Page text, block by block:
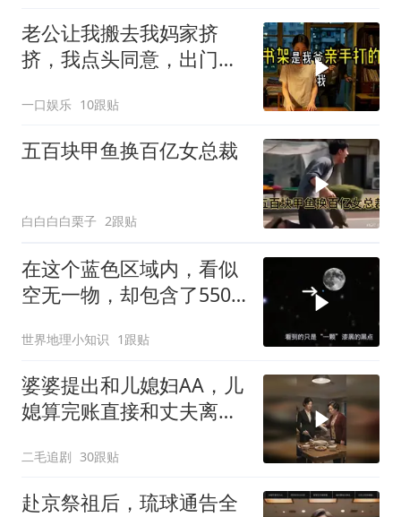
老公让我搬去我妈家挤
挤，我点头同意，出门时
把车钥匙
一口娱乐 10跟贴
五百块甲鱼换百亿女总裁
白白白白栗子 2跟贴
在这个蓝色区域内，看似
空无一物，却包含了5500
世界地理小知识 1跟贴
婆婆提出和儿媳妇AA，儿
媳算完账直接和丈夫离
二毛追剧 30跟贴
赴京祭祖后，琉球通告全